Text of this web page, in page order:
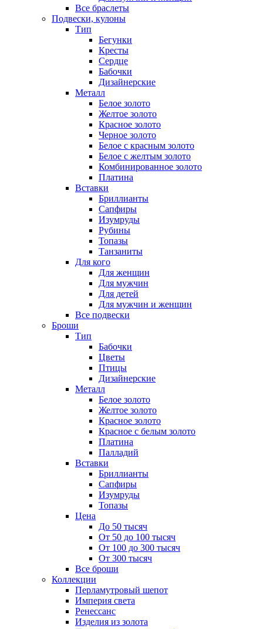
Все браслеты
Подвески, кулоны
Тип
Бегунки
Кресты
Сердце
Бабочки
Дизайнерские
Металл
Белое золото
Желтое золото
Красное золото
Черное золото
Белое с красным золото
Белое с желтым золото
Комбинированное золото
Платина
Вставки
Бриллианты
Сапфиры
Изумруды
Рубины
Топазы
Танзаниты
Для кого
Для женщин
Для мужчин
Для детей
Для мужчин и женщин
Все подвески
Броши
Тип
Бабочки
Цветы
Птицы
Дизайнерские
Металл
Белое золото
Желтое золото
Красное золото
Красное с белым золото
Платина
Палладий
Вставки
Бриллианты
Сапфиры
Изумруды
Топазы
Цена
До 50 тысяч
От 50 до 100 тысяч
От 100 до 300 тысяч
От 300 тысяч
Все броши
Коллекции
Перламутровый шепот
Империя света
Ренессанс
Изделия из золота